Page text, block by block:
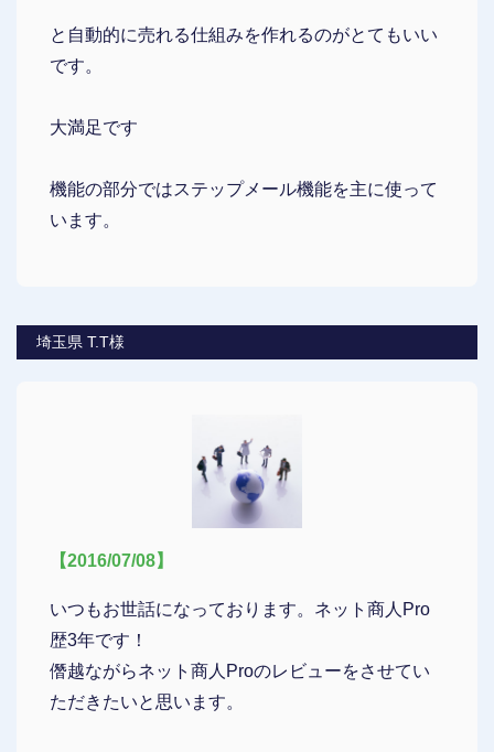
と自動的に売れる仕組みを作れるのがとてもいい
です。
大満足です
機能の部分ではステップメール機能を主に使って
います。
埼玉県 T.T様
【2016/07/08】
いつもお世話になっております。ネット商人Pro
歴3年です！
僭越ながらネット商人Proのレビューをさせてい
ただきたいと思います。